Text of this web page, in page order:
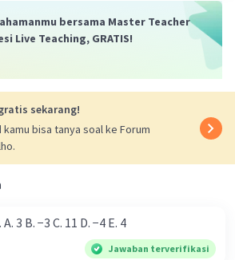
bersama Master Teacher
Live Teaching, GRATIS!
sekarang!
kamu bisa tanya soal ke Forum
Nilai dari |−7+4|=… A. 3 B. −3 C. 11 D. −4 E. 4
Jawaban terverifikasi